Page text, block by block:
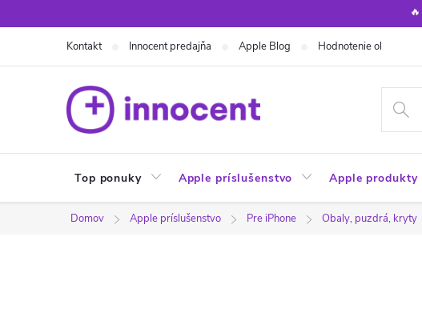
na
🔥
Kontakt Innocent predajňa Apple Blog Hodnotenie obchodu
Top ponuky Apple príslušenstvo Apple produkty
Domov Apple príslušenstvo Pre iPhone Obaly, puzdrá, kryty